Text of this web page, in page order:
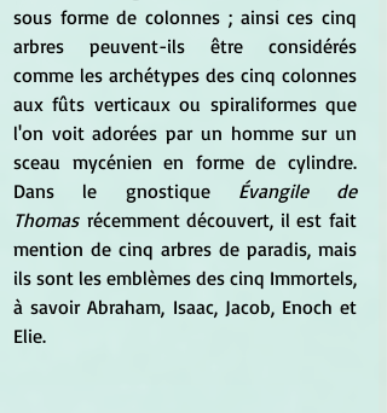
sous forme de colonnes ; ainsi ces cinq
arbres peuvent-ils être considérés
comme les archétypes des cinq colonnes
aux fûts verticaux ou spiraliformes que
l'on voit adorées par un homme sur un
sceau mycénien en forme de cylindre.
Dans le gnostique Évangile de
Thomas récemment découvert, il est fait
mention de cinq arbres de paradis, mais
ils sont les emblèmes des cinq Immortels,
à savoir Abraham, Isaac, Jacob, Enoch et
Elie.